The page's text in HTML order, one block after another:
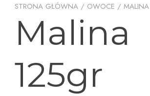
STRONA GŁÓWNA / OWOCE /
Malina
125gr